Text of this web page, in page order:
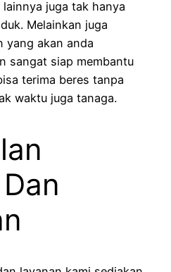
juga tak hanya
Melainkan juga
yang akan anda
sangat siap membantu
terima beres tanpa
waktu juga tanaga.